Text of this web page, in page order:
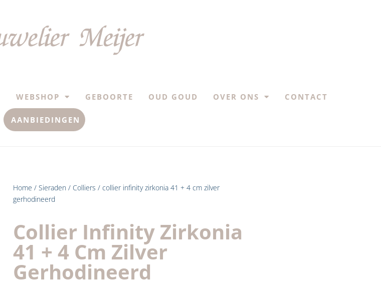
WEBSHOP GEBOORTE OUD GOUD OVER ONS CONTACT
AANBIEDINGEN
Home / Sieraden / Colliers / collier infinity zirkonia 41 + 4 cm zilver
gerhodineerd
Collier Infinity Zirkonia
41 + 4 Cm Zilver
Gerhodineerd